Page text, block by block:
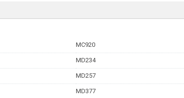
MC920
MD234
MD257
MD377